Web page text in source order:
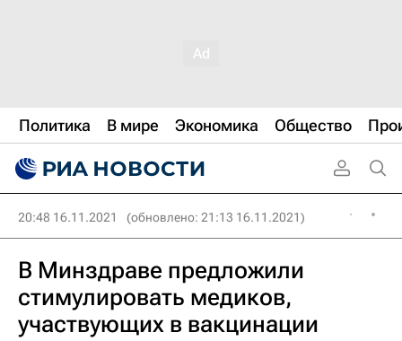
Политика В мире Экономика Общество
20:48 16.11.2021 (обновлено: 21:13 16.11.2021)
В Минздраве предложили
стимулировать медиков,
участвующих в вакцинации